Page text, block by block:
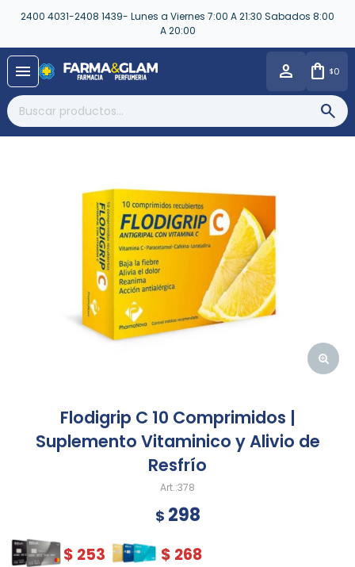
2400 4031-2408 1439- Lunes a Viernes 7:00 A 21:30 Sabados 8:00
A 20:00
menu $0
Flodigrip C 10 Comprimidos |
Suplemento Vitaminico y Alivio de
Resfrío
378
$ 298
$ 253 $ 268